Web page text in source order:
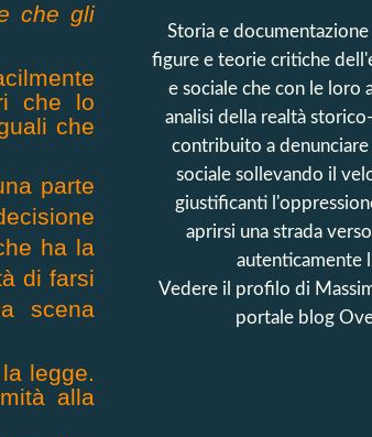
che gli
che lo
che
parte
ha la
di farsi
scena
legge.
alla
Storia e
figure e teorie critiche
e sociale che con le loro
analisi della realtà
contribuito a
sociale sollevando il
giustificanti
aprirsi una strada
autenticamente
Vedere il profilo di
portale blog